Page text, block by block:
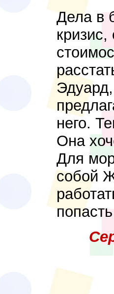
Дела в
кризис,
него.
Она
Для
собой